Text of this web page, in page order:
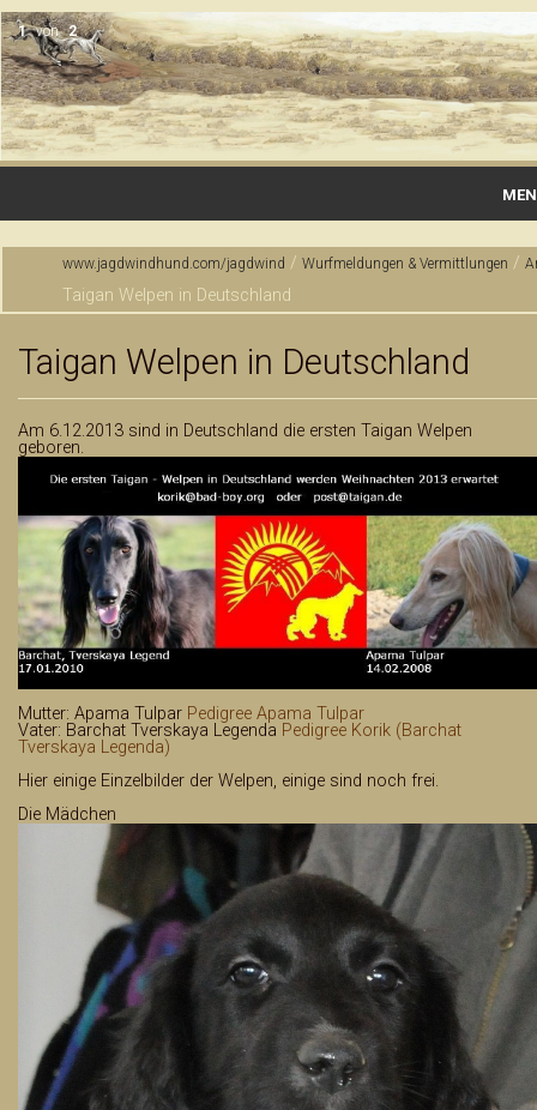
2 von 2
Startseite
Gallerie
Wurfmeldungen & Vermittlungen
Rassen
Zucht & Haltung
Jagdausbildung
Wissenswerte - Links
www.jagdwindhund.com/jagdwind / Wurfmeldungen & Vermittlungen /
Taigan Welpen in Deutschland
Taigan Welpen in Deutschland
Am 6.12.2013 sind in Deutschland die ersten Taigan Welpen
geboren.
Mutter: Apama Tulpar Pedigree Apama Tulpar
Vater: Barchat Tverskaya Legenda Pedigree Korik (Barchat
Tverskaya Legenda)
Hier einige Einzelbilder der Welpen, einige sind noch frei.
Die Mädchen